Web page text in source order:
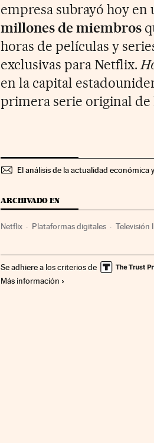
empresa subrayó hoy
millones de miembros
horas de películas y
exclusivas para Netflix.
en la capital
primera serie original de
El análisis de la actualidad económica
ARCHIVADO EN
Netflix Plataformas digitales Televisión
Se adhiere a los criterios de
Más información